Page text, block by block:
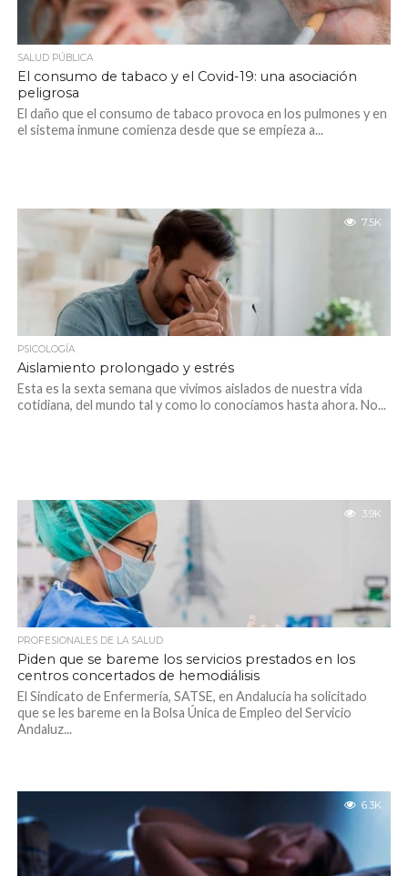
SALUD PÚBLICA
El consumo de tabaco y el Covid-19: una asociación
peligrosa
El daño que el consumo de tabaco provoca en los pulmones y en
el sistema inmune comienza desde que se empieza a...
7.5K
PSICOLOGÍA
Aislamiento prolongado y estrés
Esta es la sexta semana que vivimos aislados de nuestra vida
cotidiana, del mundo tal y como lo conocíamos hasta ahora. No...
3.9K
PROFESIONALES DE LA SALUD
Piden que se bareme los servicios prestados en los
centros concertados de hemodiálisis
El Sindicato de Enfermería, SATSE, en Andalucía ha solicitado
que se les bareme en la Bolsa Única de Empleo del Servicio
Andaluz...
6.3K